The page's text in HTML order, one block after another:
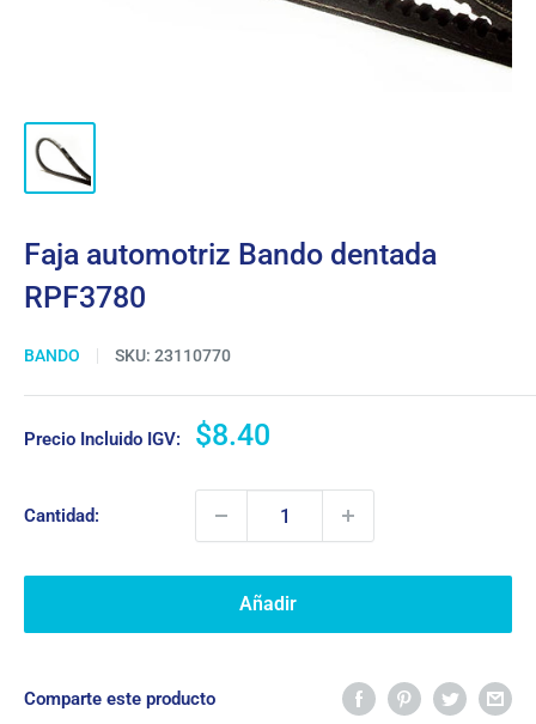
Faja automotriz Bando dentada
RPF3780
BANDO SKU: 23110770
Precio Incluido IGV:
Precio
venta
$8.40
Cantidad:
Añadir
Comparte este producto